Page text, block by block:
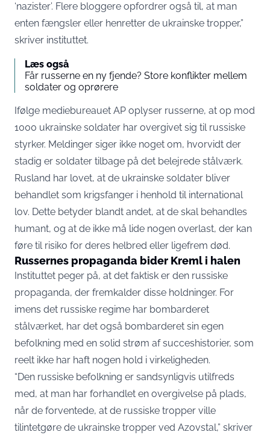
‘nazister’. Flere bloggere opfordrer også til, at man
enten fængsler eller henretter de ukrainske tropper,”
skriver instituttet.
Læs også
Får russerne en ny fjende? Store konflikter mellem
soldater og oprørere
Ifølge mediebureauet AP oplyser russerne, at op mod
1000 ukrainske soldater har overgivet sig til russiske
styrker. Meldinger siger ikke noget om, hvorvidt der
stadig er soldater tilbage på det belejrede stålværk.
Rusland har lovet, at de ukrainske soldater bliver
behandlet som krigsfanger i henhold til international
lov. Dette betyder blandt andet, at de skal behandles
humant, og at de ikke må lide nogen overlast, der kan
føre til risiko for deres helbred eller ligefrem død.
Russernes propaganda bider Kreml i halen
Instituttet peger på, at det faktisk er den russiske
propaganda, der fremkalder disse holdninger. For
imens det russiske regime har bombarderet
stålværket, har det også bombarderet sin egen
befolkning med en solid strøm af succeshistorier, som
reelt ikke har haft nogen hold i virkeligheden.
“Den russiske befolkning er sandsynligvis utilfreds
med, at man har forhandlet en overgivelse på plads,
når de forventede, at de russiske tropper ville
tilintetgøre de ukrainske tropper ved Azovstal,” skriver